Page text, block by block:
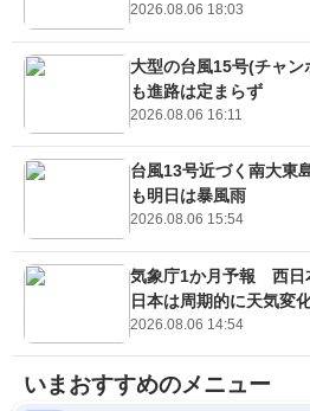
2026.08.06 18:03
大型の台風15号(チャ
も進路は定まらず
2026.08.06 16:11
台風13号近づく南大
も明日は暴風雨
2026.08.06 15:54
気象庁1か月予報 西
日本は周期的に天気変
2026.08.06 14:54
いまおすすめのメニュー